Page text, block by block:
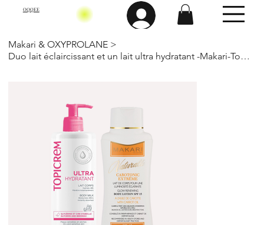
OQQEE
Makari & OXYPROLANE >
Duo lait éclaircissant et un lait ultra hydratant -Makari-Topicrem